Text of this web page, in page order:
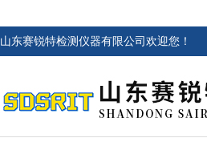
山东赛锐特检测仪器有限公司欢迎您！